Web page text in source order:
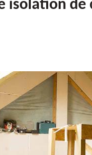
isolation de